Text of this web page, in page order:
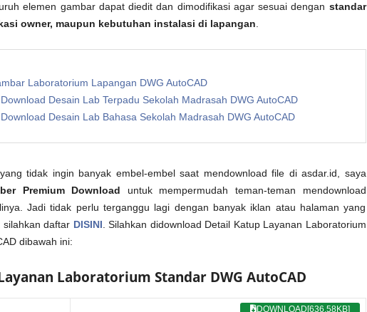
elemen gambar dapat diedit dan dimodifikasi agar sesuai dengan standar
owner, maupun kebutuhan instalasi di lapangan
Laboratorium Lapangan DWG AutoCAD
Desain Lab Terpadu Sekolah Madrasah DWG AutoCAD
Desain Lab Bahasa Sekolah Madrasah DWG AutoCAD
tidak ingin banyak embel-embel saat mendownload file di asdar.id, saya
Premium Download untuk mempermudah teman-teman mendownload
Jadi tidak perlu terganggu lagi dengan banyak iklan atau halaman yang
daftar DISINI . Silahkan didownload Detail Katup Layanan Laboratorium
dibawah ini:
Laboratorium Standar DWG AutoCAD
DOWNLOAD[636.58KB]